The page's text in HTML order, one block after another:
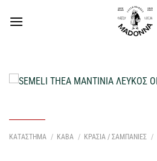
στο
ΚΑΤΑΣΤΗΜΑ / ΚΑΒΑ / ΚΡΑΣΙΑ / ΣΑΜΠΑΝΙΕΣ /